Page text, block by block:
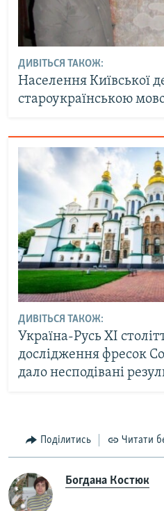
ДИВІТЬСЯ ТАКОЖ:
Населення Київської
староукраїнською
ДИВІТЬСЯ ТАКОЖ:
Україна-Русь ХІ
дослідження фресок
дало несподівані
Поділитись Читати
Богдана Костюк